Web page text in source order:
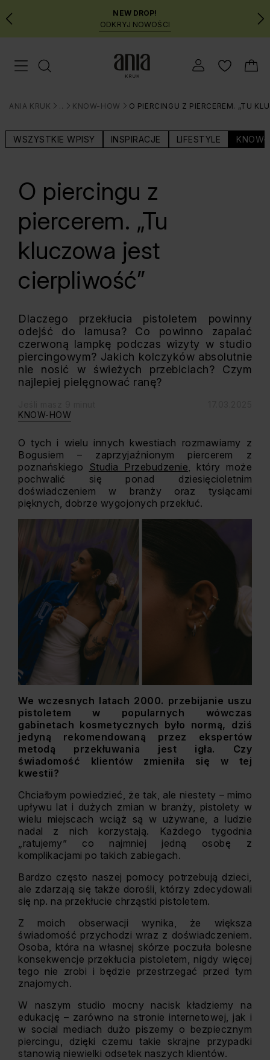
Przejdź
do
MENU
NEW DROP!
ODKRYJ NOWOŚCI
Menu mobilne
ANIA KRUK
>
BLOG
>
KNOW-HOW
>
O PIERCINGU Z PIERCEREM. „TU
WSZYSTKIE WPISY INSPIRACJE LIFESTYLE KNOW-
O piercingu z
piercerem. „Tu
kluczowa jest
cierpliwość”
Dlaczego przekłucia pistoletem powinny
odejść do lamusa? Co powinno zapalać
czerwoną lampkę podczas wizyty w studio
piercingowym? Jakich kolczyków absolutnie
nie nosić w świeżych przebiciach? Czym
najlepiej pielęgnować ranę?
KNOW-HOW
O tych i wielu innych kwestiach rozmawiamy z
Bogusiem – zaprzyjaźnionym piercerem z
poznańskiego Studia Przebudzenie, który może
pochwalić się ponad dziesięcioletnim
doświadczeniem w branży oraz tysiącami
pięknych, dobrze wygojonych przekłuć.
We wczesnych latach 2000. przebijanie uszu
pistoletem w popularnych wówczas
gabinetach kosmetycznych było normą, dziś
jedyną rekomendowaną przez ekspertów
metodą przekłuwania jest igła. Czy
świadomość klientów zmieniła się w tej
kwestii?
Chciałbym powiedzieć, że tak, ale niestety – mimo
upływu lat i dużych zmian w branży, pistolety w
wielu miejscach wciąż są w używane, a ludzie
nadal z nich korzystają. Każdego tygodnia
„ratujemy” co najmniej jedną osobę z
komplikacjami po takich zabiegach.
Bardzo często naszej pomocy potrzebują dzieci,
ale zdarzają się także dorośli, którzy zdecydowali
się np. na przekłucie chrząstki pistoletem.
Z moich obserwacji wynika, że większa
świadomość przychodzi wraz z doświadczeniem.
Osoba, która na własnej skórze poczuła bolesne
konsekwencje przekłucia pistoletem, nigdy więcej
tego nie zrobi i będzie przestrzegać przed tym
znajomych.
W naszym studio mocny nacisk kładziemy na
edukację – zarówno na stronie internetowej, jak i
w social mediach dużo piszemy o bezpiecznym
piercingu, dzięki czemu takie skrajne przypadki
stanowią niewielki odsetek naszych klientów.